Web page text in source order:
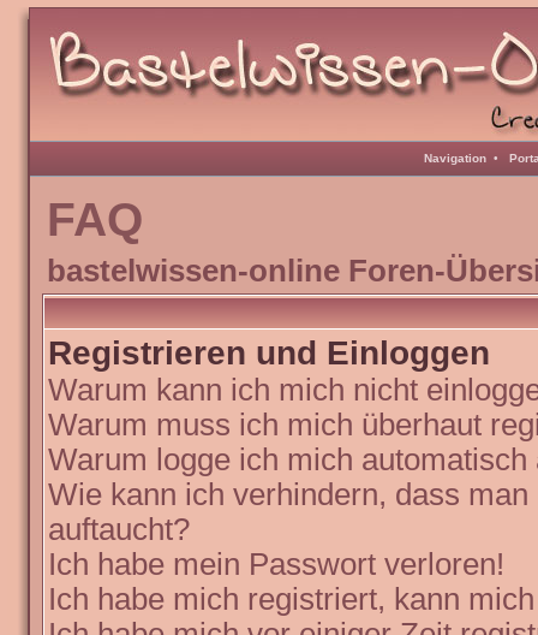
Navigation •
FAQ
bastelwissen-online Foren-
Registrieren und Einloggen
Warum kann ich mich nicht
Warum muss ich mich überhaut
Warum logge ich mich automatisch
Wie kann ich verhindern, dass
auftaucht?
Ich habe mein Passwort verloren!
Ich habe mich registriert, kann